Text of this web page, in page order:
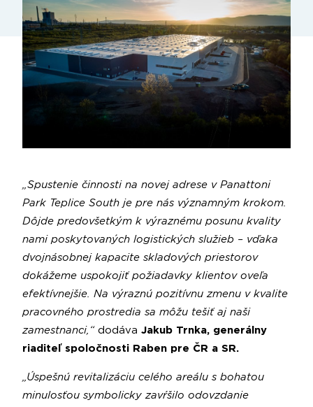
„Spustenie činnosti na novej adrese v Panattoni
Park Teplice South je pre nás významným krokom.
Dôjde predovšetkým k výraznému posunu kvality
nami poskytovaných logistických služieb – vďaka
dvojnásobnej kapacite skladových priestorov
dokážeme uspokojiť požiadavky klientov oveľa
efektívnejšie. Na výraznú pozitívnu zmenu v kvalite
pracovného prostredia sa môžu tešiť aj naši
zamestnanci,“dodáva Jakub Trnka, generálny
riaditeľ spoločnosti Raben pre ČR a SR.
„Úspešnú revitalizáciu celého areálu s bohatou
minulosťou symbolicky zavŕšilo odovzdanie